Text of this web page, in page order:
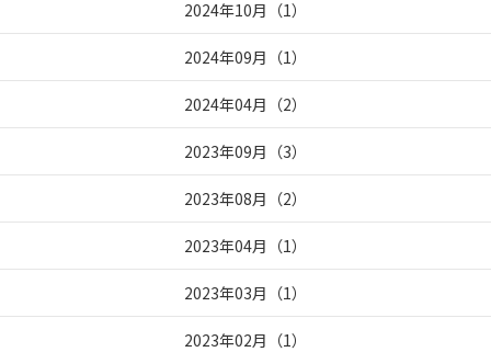
2024年10月 （1）
2024年09月 （1）
2024年04月 （2）
2023年09月 （3）
2023年08月 （2）
2023年04月 （1）
2023年03月 （1）
2023年02月 （1）